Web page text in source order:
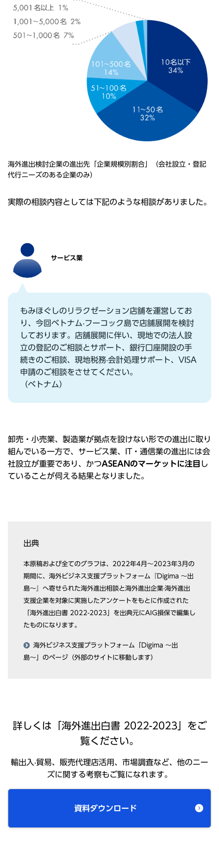
海外進出検討企業の進出先「企業規模別割合」（会社設⽴・登記
代⾏ニーズのある企業のみ）
実際の相談内容としては下記のような相談がありました。
サービス業
もみほぐしのリラクゼーション店舗を運営してお
り、今回ベトナム‧フーコック島で店舗展開を検討
しております。店舗展開に伴い、現地での法⼈設
⽴の登記のご相談とサポート、銀⾏⼝座開設の⼿
続きのご相談、現地税務‧会計処理サポート、VISA
申請のご相談をさせてください。
（ベトナム）
卸売・⼩売業、製造業が拠点を設けない形での進出に取り
組んでいる⼀⽅で、サービス業、IT・通信業の進出には会
社設⽴が重要であり、かつASEANのマーケットに注⽬ し
ていることが伺える結果となりました。
出典
本原稿および全てのグラフは、2022年4⽉〜2023年3⽉の
期間に、海外ビジネス⽀援プラットフォーム『Digima 〜出
島〜』へ寄せられた海外進出相談と海外進出企業‧海外進出
⽀援企業を対象に実施したアンケートをもとに作成された
「海外進出⽩書 2022-2023」を出典元にAIG損保で編集し
たものになります。
海外ビジネス⽀援プラットフォーム「Digima 〜出
島〜」のページ（外部のサイトに移動します）
詳しくは「海外進出⽩書 2022-2023」をご
覧ください。
輸出⼊‧貿易、販売代理店活⽤、市場調査など、他のニー
ズに関する考察もご覧になれます。
資料ダウンロード